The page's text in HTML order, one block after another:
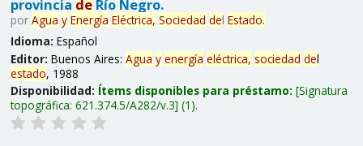
provincia deRío Negro.
por Agua y Energía Eléctrica, Sociedad del Estado.
Idioma: Español
Editor: Buenos Aires: Agua y energía eléctrica, sociedad del
estado, 1988
Disponibilidad: Ítems disponibles para préstamo: Signatura
topográfica: 621.374.5/A282/v.3 (1).